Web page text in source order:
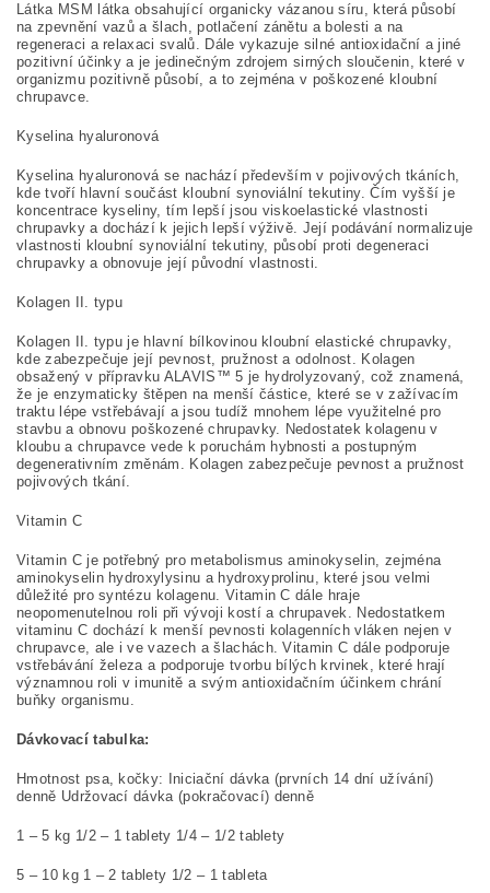
Látka MSM látka obsahující organicky vázanou síru, která působí
na zpevnění vazů a šlach, potlačení zánětu a bolesti a na
regeneraci a relaxaci svalů. Dále vykazuje silné antioxidační a jiné
pozitivní účinky a je jedinečným zdrojem sirných sloučenin, které v
organizmu pozitivně působí, a to zejména v poškozené kloubní
chrupavce.
Kyselina hyaluronová
Kyselina hyaluronová se nachází především v pojivových tkáních,
kde tvoří hlavní součást kloubní synoviální tekutiny. Čím vyšší je
koncentrace kyseliny, tím lepší jsou viskoelastické vlastnosti
chrupavky a dochází k jejich lepší výživě. Její podávání normalizuje
vlastnosti kloubní synoviální tekutiny, působí proti degeneraci
chrupavky a obnovuje její původní vlastnosti.
Kolagen II. typu
Kolagen II. typu je hlavní bílkovinou kloubní elastické chrupavky,
kde zabezpečuje její pevnost, pružnost a odolnost. Kolagen
obsažený v přípravku ALAVIS™ 5 je hydrolyzovaný, což znamená,
že je enzymaticky štěpen na menší částice, které se v zažívacím
traktu lépe vstřebávají a jsou tudíž mnohem lépe využitelné pro
stavbu a obnovu poškozené chrupavky. Nedostatek kolagenu v
kloubu a chrupavce vede k poruchám hybnosti a postupným
degenerativním změnám. Kolagen zabezpečuje pevnost a pružnost
pojivových tkání.
Vitamin C
Vitamin C je potřebný pro metabolismus aminokyselin, zejména
aminokyselin hydroxylysinu a hydroxyprolinu, které jsou velmi
důležité pro syntézu kolagenu. Vitamin C dále hraje
neopomenutelnou roli při vývoji kostí a chrupavek. Nedostatkem
vitaminu C dochází k menší pevnosti kolagenních vláken nejen v
chrupavce, ale i ve vazech a šlachách. Vitamin C dále podporuje
vstřebávání železa a podporuje tvorbu bílých krvinek, které hrají
významnou roli v imunitě a svým antioxidačním účinkem chrání
buňky organismu.
Dávkovací tabulka:
Hmotnost psa, kočky: Iniciační dávka (prvních 14 dní užívání)
denně Udržovací dávka (pokračovací) denně
1 – 5 kg 1/2 – 1 tablety 1/4 – 1/2 tablety
5 – 10 kg 1 – 2 tablety 1/2 – 1 tableta